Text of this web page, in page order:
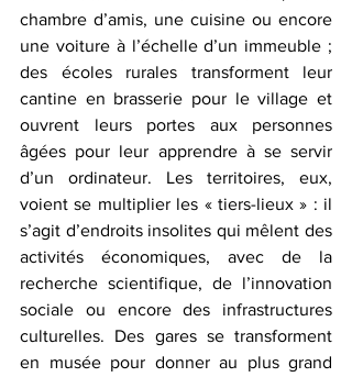
chambre d’amis, une cuisine ou encore
une voiture à l’échelle d’un immeuble ;
des écoles rurales transforment leur
cantine en brasserie pour le village et
ouvrent leurs portes aux personnes
âgées pour leur apprendre à se servir
d’un ordinateur. Les territoires, eux,
voient se multiplier les « tiers-lieux » : il
s’agit d’endroits insolites qui mêlent des
activités économiques, avec de la
recherche scientifique, de l’innovation
sociale ou encore des infrastructures
culturelles. Des gares se transforment
en musée pour donner au plus grand